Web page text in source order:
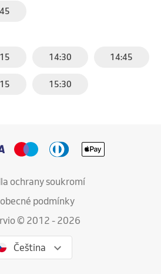
14:30 14:45
15:30
ochrany soukromí
podmínky
© 2012 - 2026
Čeština